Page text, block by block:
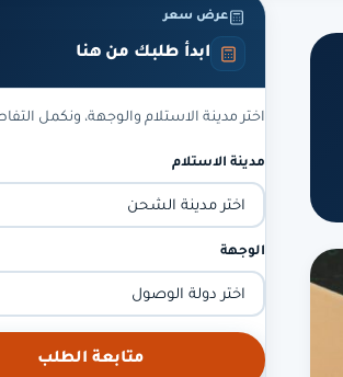
عرض سعر
ابدأ طلبك من هنا
اختر مدينة الاستلام والوجهة، ونكمل
مدينة الاستلام
الوجهة
متابعة الطلب